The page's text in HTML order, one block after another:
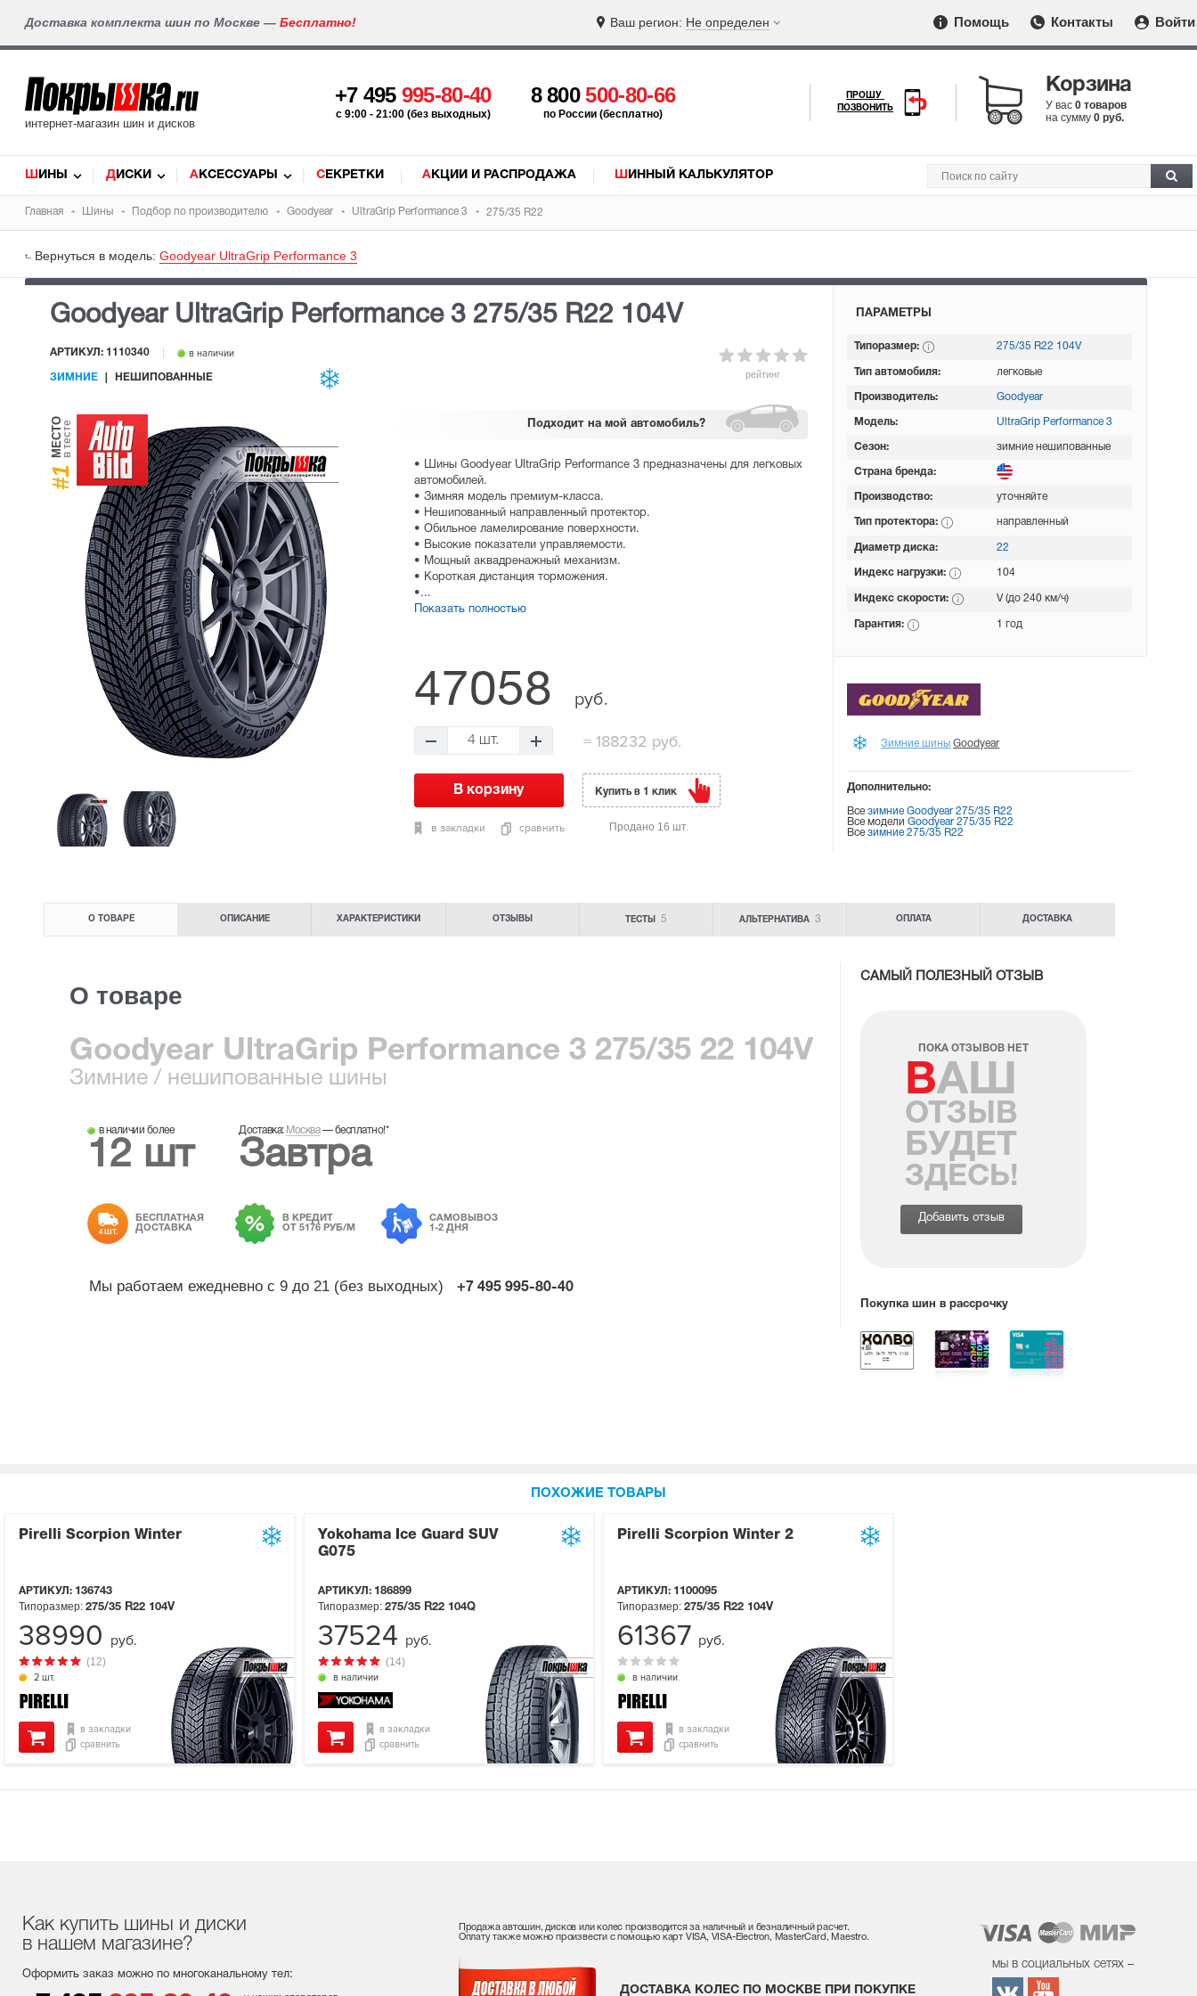
Доставка комплекта шин по Москве — Бесплатно! Ваш регион: Не определен Помощь Контакты Войти
интернет-магазин шин и дисков
+7 495 995-80-40
c 9:00 - 21:00 (без выходных)
8 800500-80-66
по России (бесплатно)
ПРОШУ
ПОЗВОНИТЬ
Корзина
У вас 0 товаров
на сумму 0 руб.
ШИНЫ ДИСКИ АКСЕССУАРЫ СЕКРЕТКИ АКЦИИ И РАСПРОДАЖА ШИННЫЙ КАЛЬКУЛЯТОР
Главная Шины Подбор по производителю Goodyear UltraGrip Performance 3 275/35 R22
Вернуться в модель: Goodyear UltraGrip Performance 3
Goodyear UltraGrip Performance 3 275/35 R22 104V
рейтинг
АРТИКУЛ: 1110340 в наличии
ЗИМНИЕ НЕШИПОВАННЫЕ
#1
МЕСТОв тесте Подходит на мой автомобиль?
• Шины Goodyear UltraGrip Performance 3 предназначены для легковых
автомобилей.
• Зимняя модель премиум-класса.
• Нешипованный направленный протектор.
• Обильное ламелирование поверхности.
• Высокие показатели управляемости.
• Мощный аквадренажный механизм.
• Короткая дистанция торможения.
•...
Показать полностью
47058 руб.
4 шт. =188232 руб.
в закладки сравнить
Купить в 1 клик
Продано 16 шт.
ПАРАМЕТРЫ
Типоразмер: 275/35 R22 104V
Тип автомобиля: легковые
Производитель: Goodyear
Модель: UltraGrip Performance 3
Сезон: зимние нешипованные
Страна бренда:
Производство: уточняйте
Тип протектора: направленный
Диаметр диска: 22
Индекс нагрузки: 104
Индекс скорости: V (до 240 км/ч)
Гарантия: 1 год
Зимние шины Goodyear
Дополнительно:
Всезимние Goodyear 275/35 R22
Все моделиGoodyear 275/35 R22
Всезимние 275/35 R22
О ТОВАРЕ ОПИСАНИЕ ХАРАКТЕРИСТИКИ ОТЗЫВЫ ТЕСТЫ 5 АЛЬТЕРНАТИВА 3 ОПЛАТА ДОСТАВКА
О товаре
Goodyear UltraGrip Performance 3 275/35 22 104V
Зимние / нешипованные шины
в наличии более
12 шт
Доставка: Москва—бесплатно!*
Завтра
4 ШТ.
БЕСПЛАТНАЯ
ДОСТАВКА
В КРЕДИТ
ОТ 5176 РУБ/М
САМОВЫВОЗ
1-2 ДНЯ
Мы работаем ежедневно с 9 до 21 (без выходных) +7 495 995-80-40
САМЫЙ ПОЛЕЗНЫЙ ОТЗЫВ
ПОКА ОТЗЫВОВ НЕТ
ВАШ
ОТЗЫВ
БУДЕТ
ЗДЕСЬ!
Добавить отзыв
Покупка шин в рассрочку
ПОХОЖИЕ ТОВАРЫ
Pirelli Scorpion Winter
АРТИКУЛ: 136743
2 шт.
(12)
Типоразмер: 275/35 R22 104V
в закладки
сравнить
38990 руб.
Yokohama Ice Guard SUV
G075
АРТИКУЛ: 186899
в наличии
(14)
Типоразмер: 275/35 R22 104Q
в закладки
сравнить
37524 руб.
Pirelli Scorpion Winter 2
АРТИКУЛ: 1100095
в наличии
Типоразмер: 275/35 R22 104V
в закладки
сравнить
61367 руб.
Как купить шины и диски
в нашем магазине?
Оформить заказ можно по многоканальному тел:
Продажа автошин, дисков или колес производится за наличный и безналичный расчет.
Оплату также можно произвести с помощью карт VISA, VISA-Electron, MasterCard, Maestro.
ДОСТАВКА КОЛЕС ПО МОСКВЕ ПРИ ПОКУПКЕ
мы в социальных сетях –